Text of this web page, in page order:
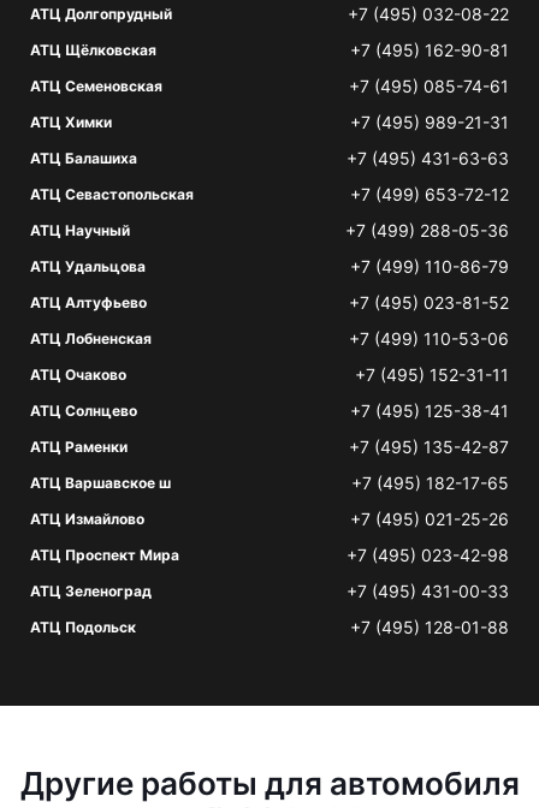
АТЦ Долгопрудный +7 (495) 032-08-22
АТЦ Щёлковская +7 (495) 162-90-81
АТЦ Семеновская +7 (495) 085-74-61
АТЦ Химки +7 (495) 989-21-31
АТЦ Балашиха +7 (495) 431-63-63
АТЦ Севастопольская +7 (499) 653-72-12
АТЦ Научный +7 (499) 288-05-36
АТЦ Удальцова +7 (499) 110-86-79
АТЦ Алтуфьево +7 (495) 023-81-52
АТЦ Лобненская +7 (499) 110-53-06
АТЦ Очаково +7 (495) 152-31-11
АТЦ Солнцево +7 (495) 125-38-41
АТЦ Раменки +7 (495) 135-42-87
АТЦ Варшавское ш +7 (495) 182-17-65
АТЦ Измайлово +7 (495) 021-25-26
АТЦ Проспект Мира +7 (495) 023-42-98
АТЦ Зеленоград +7 (495) 431-00-33
АТЦ Подольск +7 (495) 128-01-88
Другие работы для автомобиля